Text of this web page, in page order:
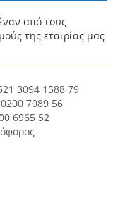
από τους
της εταιρίας μας
3094 1588 79
7089 56
6965 52